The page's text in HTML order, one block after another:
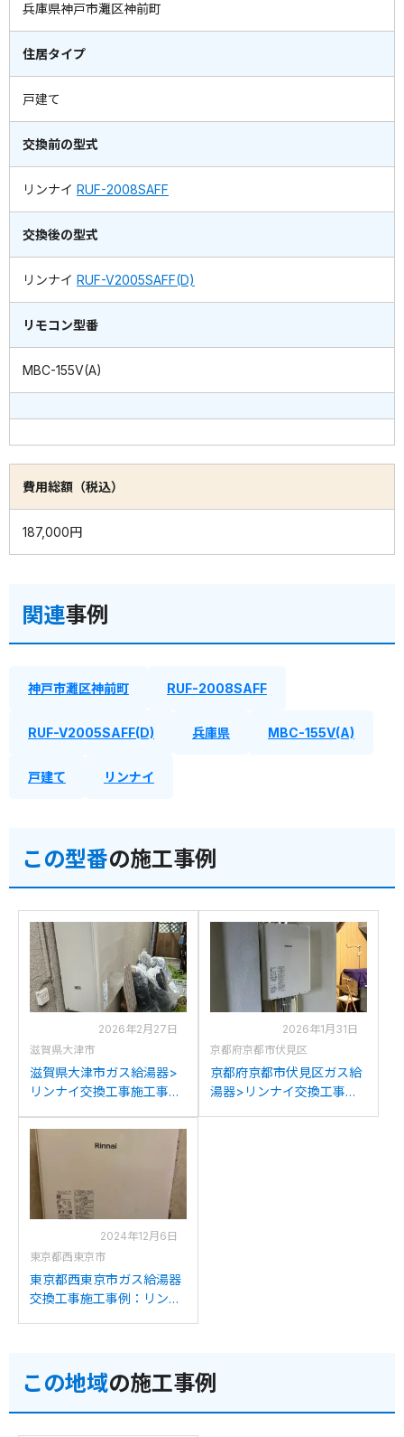
兵庫県神戸市灘区神前町
住居タイプ
戸建て
交換前の型式
リンナイ RUF-2008SAFF
交換後の型式
リンナイ RUF-V2005SAFF(D)
リモコン型番
MBC-155V(A)
費用総額（税込）
187,000円
関連事例
神戸市灘区神前町 RUF-2008SAFF
RUF-V2005SAFF(D) 兵庫県 MBC-155V(A)
戸建て リンナイ
この型番の施工事例
2026年2月27日
滋賀県大津市
滋賀県大津市ガス給湯器>
リンナイ交換工事施工事
V2401AFFからリンナイ
RUF-V2005SAFF(D)への交
換
2026年1月31日
京都府京都市伏見区
京都府京都市伏見区ガス給
湯器>リンナイ交換工事施
2024年12月6日
東京都西東京市
東京都西東京市ガス給湯器
交換工事施工事例：リンナ
この地域の施工事例